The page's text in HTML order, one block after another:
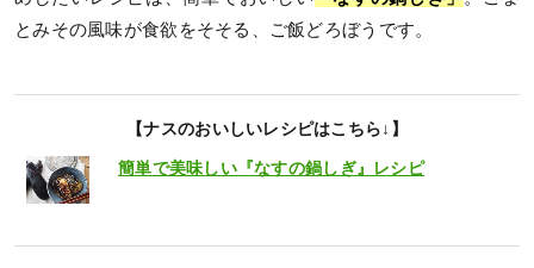
とみその風味が食欲をそそる、ご飯どろぼうです。
【ナスのおいしいレシピはこちら↓】
簡単で美味しい『なすの鍋しぎ』レシピ